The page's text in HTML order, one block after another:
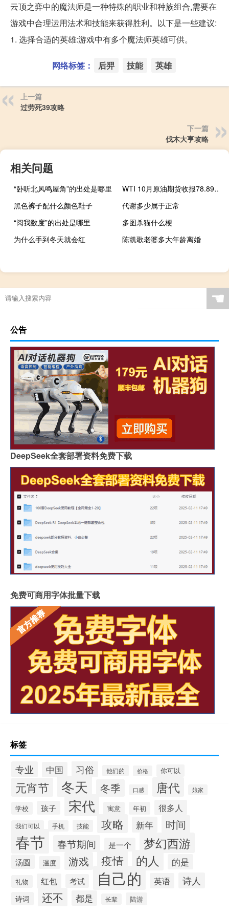
云顶之弈中的魔法师是一种特殊的职业和种族组合,需要在
游戏中合理运用法术和技能来获得胜利。以下是一些建议:
1. 选择合适的英雄:游戏中有多个魔法师英雄可供。
网络标签： 后羿 技能 英雄
上一篇
过劳死39攻略
下一篇
伐木大亨攻略
相关问题
“卧听北风鸣屋角”的出处是哪里
WTI 10月原油期货收报78.89美元/桶
黑色裤子配什么颜色鞋子
代谢多少属于正常
“阅我数度”的出处是哪里
多图杀猫什么梗
为什么手到冬天就会红
陈凯歌老婆多大年龄离婚
☚
公告
DeepSeek全套部署资料免费下载
免费可商用字体批量下载
标签
专业 中国 习俗 他们的 价格 你可以
元宵节 冬天 冬季 口感 唐代 娘家
学校 孩子 宋代 寓意 年初 很多人
我们可以 手机 技能 攻略 新年 时间
春节 春节期间 是一个 梦幻西游
汤圆 温度 游戏 疫情 的人 的是
礼物 红包 考试 自己的 英语 诗人
诗词 还不 都是 长辈 陆游